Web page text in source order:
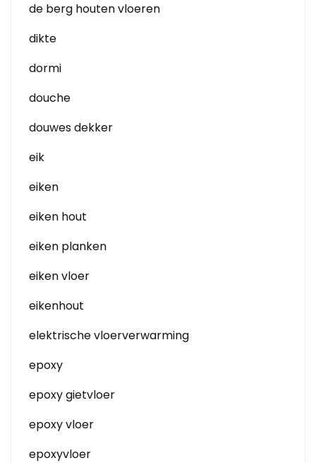
de berg houten vloeren
dikte
dormi
douche
douwes dekker
eik
eiken
eiken hout
eiken planken
eiken vloer
eikenhout
elektrische vloerverwarming
epoxy
epoxy gietvloer
epoxy vloer
epoxyvloer